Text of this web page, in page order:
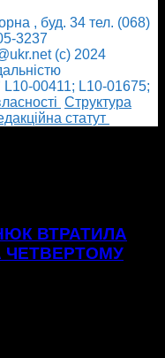
, буд. 34 тел. (068)
3237
(с) 2024
L10-00411; L10-01675;
Cтруктура
статут
ВТРАТИЛА
ЧЕТВЕРТОМУ